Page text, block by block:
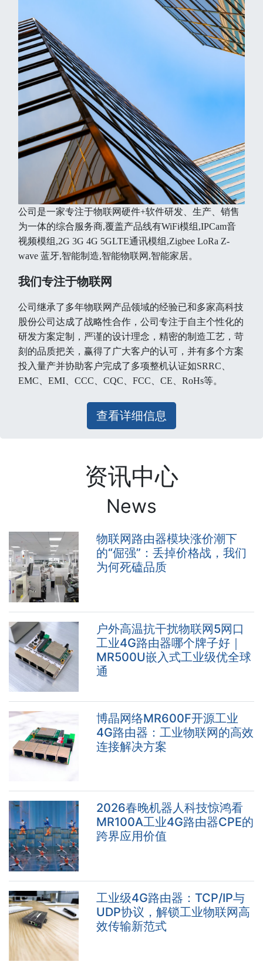
公司是一家专注于物联网硬件+软件研发、生产、销售
为一体的综合服务商,覆盖产品线有WiFi模组,IPCam音
视频模组,2G 3G 4G 5GLTE通讯模组,Zigbee LoRa Z-
wave 蓝牙,智能制造,智能物联网,智能家居。
我们专注于物联网
公司继承了多年物联网产品领域的经验已和多家高科技
股份公司达成了战略性合作，公司专注于自主个性化的
研发方案定制，严谨的设计理念，精密的制造工艺，苛
刻的品质把关，赢得了广大客户的认可，并有多个方案
投入量产并协助客户完成了多项整机认证如SRRC、
EMC、EMI、CCC、CQC、FCC、CE、RoHs等。
查看详细信息
资讯中心
News
物联网路由器模块涨价潮下
的“倔强”：丢掉价格战，我们
为何死磕品质
户外高温抗干扰物联网5网口
工业4G路由器哪个牌子好｜
MR500U嵌入式工业级优全球
通
博晶网络MR600F开源工业
4G路由器：工业物联网的高效
连接解决方案
2026春晚机器人科技惊鸿看
MR100A工业4G路由器CPE的
跨界应用价值
工业级4G路由器：TCP/IP与
UDP协议，解锁工业物联网高
效传输新范式